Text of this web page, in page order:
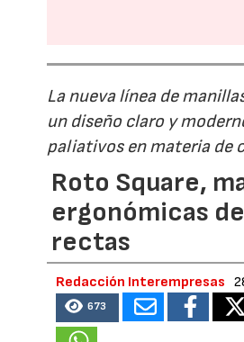
La nueva línea de
un diseño claro y
paliativos en materia de
Roto Square,
ergonómicas
rectas
Redacción Interempresas
673